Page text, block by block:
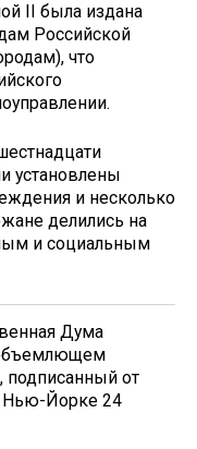
II была издана
Российской
что
установлены
и несколько
делились на
и социальным
Дума
подписанный от
Нью-Йорке 24